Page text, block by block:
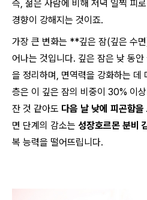
즉, 젊은 사람에 비해 저녁 일찍 피
경향이 강해지는 것이죠.
가장 큰 변화는 **깊은 잠(깊은 수
어나는 것입니다. 깊은 잠은 낮 동
을 정리하며, 면역력을 강화하는 데
층은 이 깊은 잠의 비중이 30% 이
잔 것 같아도 다음 날 낮에 피곤함을
면 단계의 감소는 성장호르몬 분비
복 능력을 떨어뜨립니다.